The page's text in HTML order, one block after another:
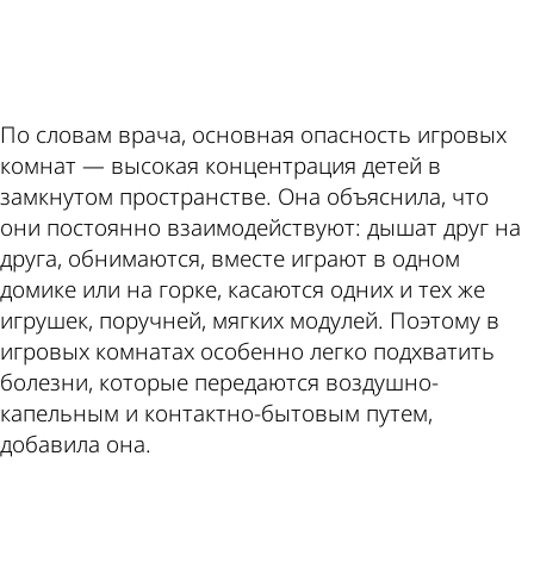
По словам врача, основная опасность игровых
комнат — высокая концентрация детей в
замкнутом пространстве. Она объяснила, что
они постоянно взаимодействуют: дышат друг на
друга, обнимаются, вместе играют в одном
домике или на горке, касаются одних и тех же
игрушек, поручней, мягких модулей. Поэтому в
игровых комнатах особенно легко подхватить
болезни, которые передаются воздушно-
капельным и контактно-бытовым путем,
добавила она.